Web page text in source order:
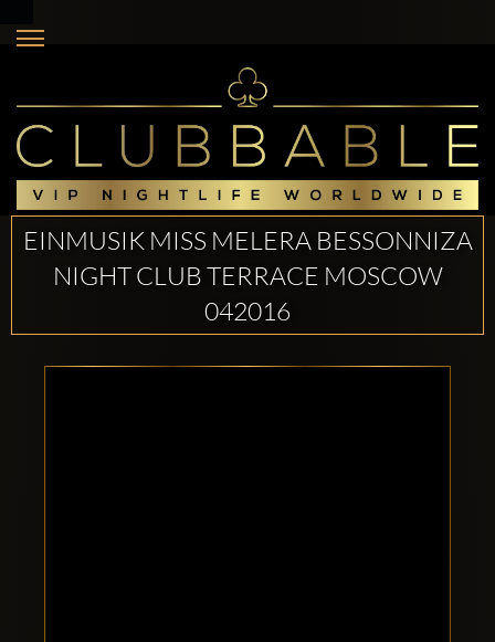
EINMUSIK MISS MELERA BESSONNIZA
NIGHT CLUB TERRACE MOSCOW
042016